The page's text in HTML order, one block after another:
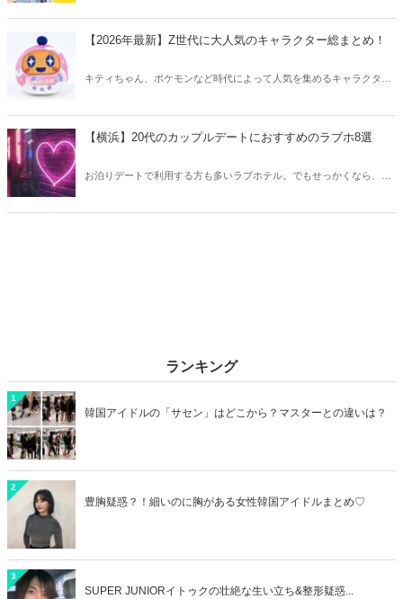
【2026年最新】Z世代に大人気のキャラクター総まとめ！
キティちゃん、ポケモンなど時代によって人気を集めるキャラクター
クしてみましょう。
【横浜】20代のカップルデートにおすすめのラブホ8選
お泊りデートで利用する方も多いラブホテル。でもせっかくなら、キ
ランキング
1
韓国アイドルの「サセン」はどこから？マスターとの違いは？
2
豊胸疑惑？！細いのに胸がある女性韓国アイドルまとめ♡
3
SUPER JUNIORイトゥクの壮絶な生い立ち&整形疑惑...